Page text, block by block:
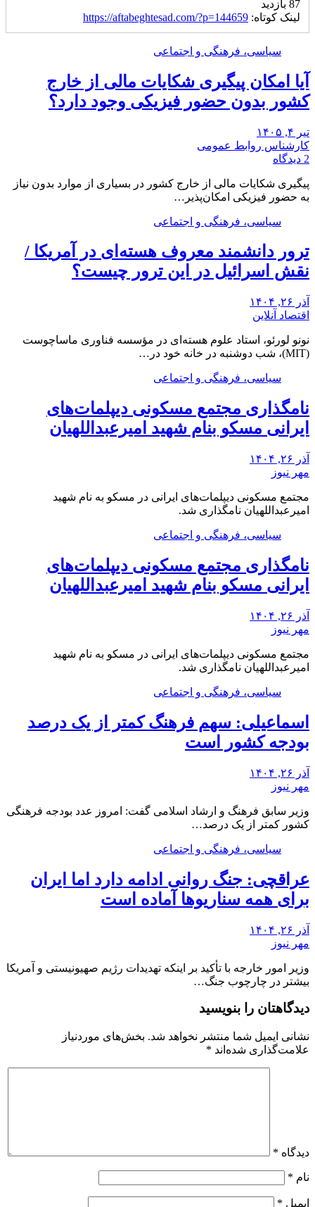
87 بازدید
لینک کوتاه: https://aftabeghtesad.com/?p=144659
سیاسی، فرهنگی و اجتماعی
آیا امکان پیگیری شکایات مالی از خارج
کشور بدون حضور فیزیکی وجود دارد؟
تیر ۴, ۱۴۰۵
کارشناس روابط عمومی
2 دیدگاه
پیگیری شکایات مالی از خارج کشور در بسیاری از موارد بدون نیاز
به حضور فیزیکی امکان‌پذیر…
سیاسی، فرهنگی و اجتماعی
ترور دانشمند معروف هسته‌ای در آمریکا /
نقش اسرائیل در این ترور چیست؟
آذر ۲۶, ۱۴۰۴
اقتصاد آنلاین
نونو لورئو، استاد علوم هسته‌ای در مؤسسه فناوری ماساچوست
(MIT)، شب دوشنبه در خانه خود در…
سیاسی، فرهنگی و اجتماعی
نامگذاری مجتمع مسکونی دیپلمات‌های
ایرانی مسکو بنام شهید امیرعبداللهیان
آذر ۲۶, ۱۴۰۴
مهر نیوز
مجتمع مسکونی دیپلمات‌های ایرانی در مسکو به نام شهید
امیرعبداللهیان نامگذاری شد.
سیاسی، فرهنگی و اجتماعی
نامگذاری مجتمع مسکونی دیپلمات‌های
ایرانی مسکو بنام شهید امیرعبداللهیان
آذر ۲۶, ۱۴۰۴
مهر نیوز
مجتمع مسکونی دیپلمات‌های ایرانی در مسکو به نام شهید
امیرعبداللهیان نامگذاری شد.
سیاسی، فرهنگی و اجتماعی
اسماعیلی: سهم فرهنگ کمتر از یک درصد
بودجه کشور است
آذر ۲۶, ۱۴۰۴
مهر نیوز
وزیر سابق فرهنگ و ارشاد اسلامی گفت: امروز عدد بودجه فرهنگی
کشور کمتر از یک درصد…
سیاسی، فرهنگی و اجتماعی
عراقچی: جنگ روانی ادامه دارد اما ایران
برای همه سناریوها آماده است
آذر ۲۶, ۱۴۰۴
مهر نیوز
وزیر امور خارجه با تأکید بر اینکه تهدیدات رژیم صهیونیستی و آمریکا
بیشتر در چارچوب جنگ…
دیدگاهتان را بنویسید
نشانی ایمیل شما منتشر نخواهد شد. بخش‌های موردنیاز
علامت‌گذاری شده‌اند *
دیدگاه *
نام *
ایمیل *